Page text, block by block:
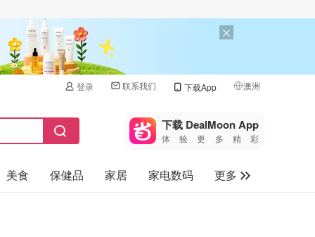
登录 联系我们 下载App 澳洲
🇺🇸
🇨🇳 中国
🇨🇦加拿大
下载 DealMoon App
体验更多精彩
美食 保健品 家居 家电数码
更多